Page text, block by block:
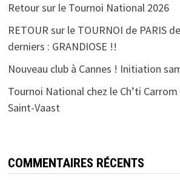
Retour sur le Tournoi National 2026
RETOUR sur le TOURNOI de PARIS
derniers : GRANDIOSE !!
Nouveau club à Cannes ! Initiation
Tournoi National chez le Ch’ti Carrom
Saint-Vaast
COMMENTAIRES RÉCENTS